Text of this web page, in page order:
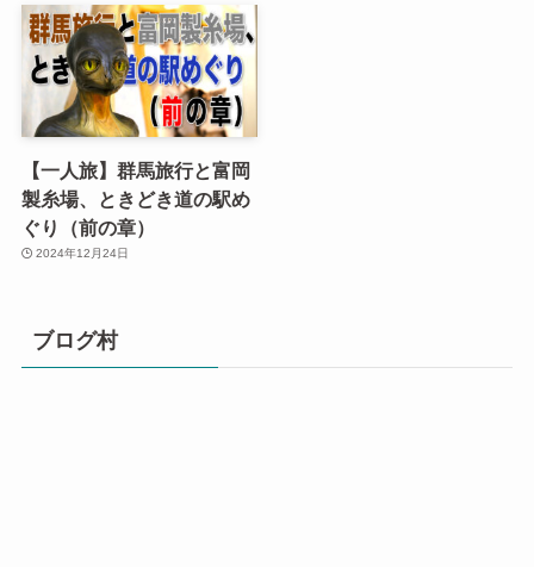
【一人旅】群馬旅行と富岡
製糸場、ときどき道の駅め
ぐり（前の章）
2024年12月24日
ブログ村